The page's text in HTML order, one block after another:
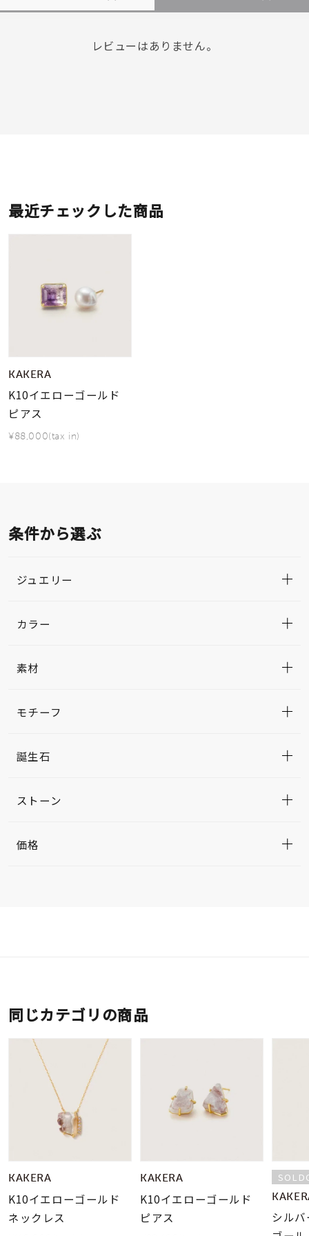
レビューはありません。
最近チェックした商品
KAKERA
K10イエローゴールド
ピアス
¥88,000(tax in)
条件から選ぶ
ジュエリー
カラー
素材
モチーフ
誕生石
ストーン
価格
同じカテゴリの商品
KAKERA
K10イエローゴールド
ネックレス
KAKERA
K10イエローゴールド
ピアス
シル